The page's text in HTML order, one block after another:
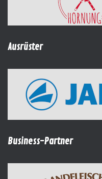
Ausrüster
Business-Partner